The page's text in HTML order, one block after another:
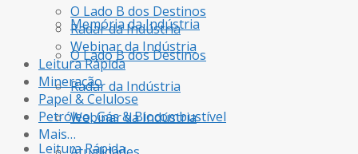
Memória da Indústria
O Lado B dos Destinos
Radar da Indústria
Webinar da Indústria
Leitura Rápida
O Lado B dos Destinos
Radar da Indústria
Webinar da Indústria
Leitura Rápida
Mineração
Papel & Celulose
Petróleo, Gás & Biocombustível
Mais…